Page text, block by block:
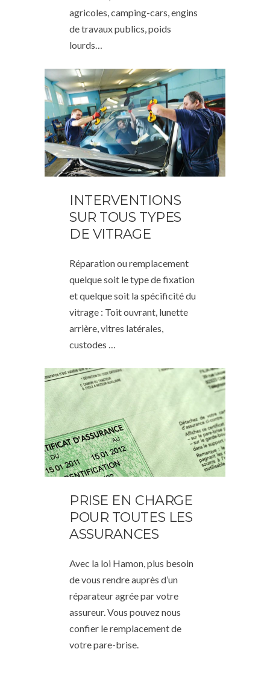
agricoles, camping-cars, engins
de travaux publics, poids
lourds…
INTERVENTIONS
SUR TOUS TYPES
DE VITRAGE
Réparation ou remplacement
quelque soit le type de fixation
et quelque soit la spécificité du
vitrage : Toit ouvrant, lunette
arrière, vitres latérales,
custodes …
PRISE EN CHARGE
POUR TOUTES LES
ASSURANCES
Avec la loi Hamon, plus besoin
de vous rendre auprès d’un
réparateur agrée par votre
assureur. Vous pouvez nous
confier le remplacement de
votre pare-brise.